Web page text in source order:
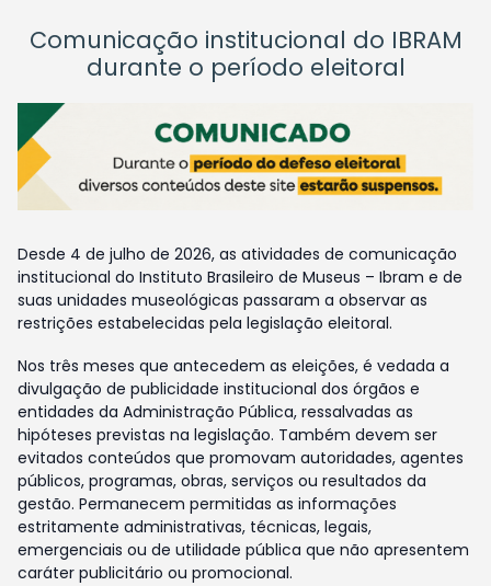
Comunicação institucional do IBRAM
durante o período eleitoral
Desde 4 de julho de 2026, as atividades de comunicação
institucional do Instituto Brasileiro de Museus – Ibram e de
suas unidades museológicas passaram a observar as
restrições estabelecidas pela legislação eleitoral.
Nos três meses que antecedem as eleições, é vedada a
divulgação de publicidade institucional dos órgãos e
entidades da Administração Pública, ressalvadas as
hipóteses previstas na legislação. Também devem ser
evitados conteúdos que promovam autoridades, agentes
públicos, programas, obras, serviços ou resultados da
gestão. Permanecem permitidas as informações
estritamente administrativas, técnicas, legais,
emergenciais ou de utilidade pública que não apresentem
caráter publicitário ou promocional.